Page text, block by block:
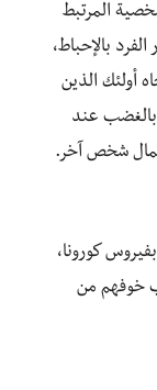
المرتبط
بالإحباط،
أولئك الذين
بالغضب عند
شخص آخر.
كورونا،
خوفهم من